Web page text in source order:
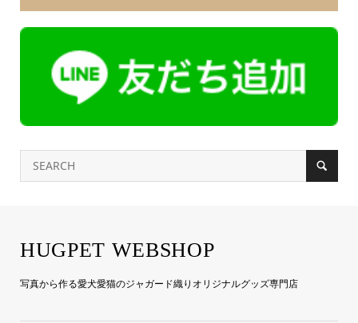
HUGPET WEBSHOP
写真から作る愛犬愛猫のジャガード織りオリジナルグッズ専門店